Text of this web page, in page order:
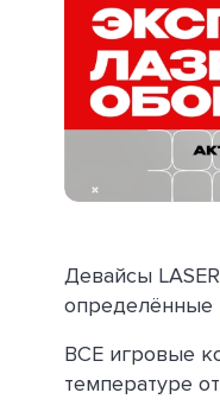
Девайсы
определённые
ВСЕ игровые
температуре от